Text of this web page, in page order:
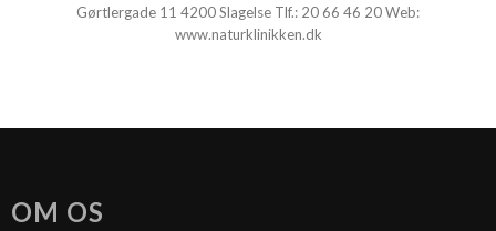
Gørtlergade 11 4200 Slagelse Tlf.: 20 66 46 20 Web:
www.naturklinikken.dk
OM OS